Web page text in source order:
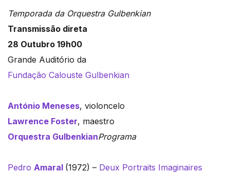
Temporada da Orquestra Gulbenkian
Transmissão direta
28 Outubro 19h00
Grande Auditório da
Fundação Calouste Gulbenkian
António Meneses, violoncelo
Lawrence Foster, maestro
Orquestra GulbenkianPrograma
Pedro Amaral (1972) – Deux Portraits Imaginaires